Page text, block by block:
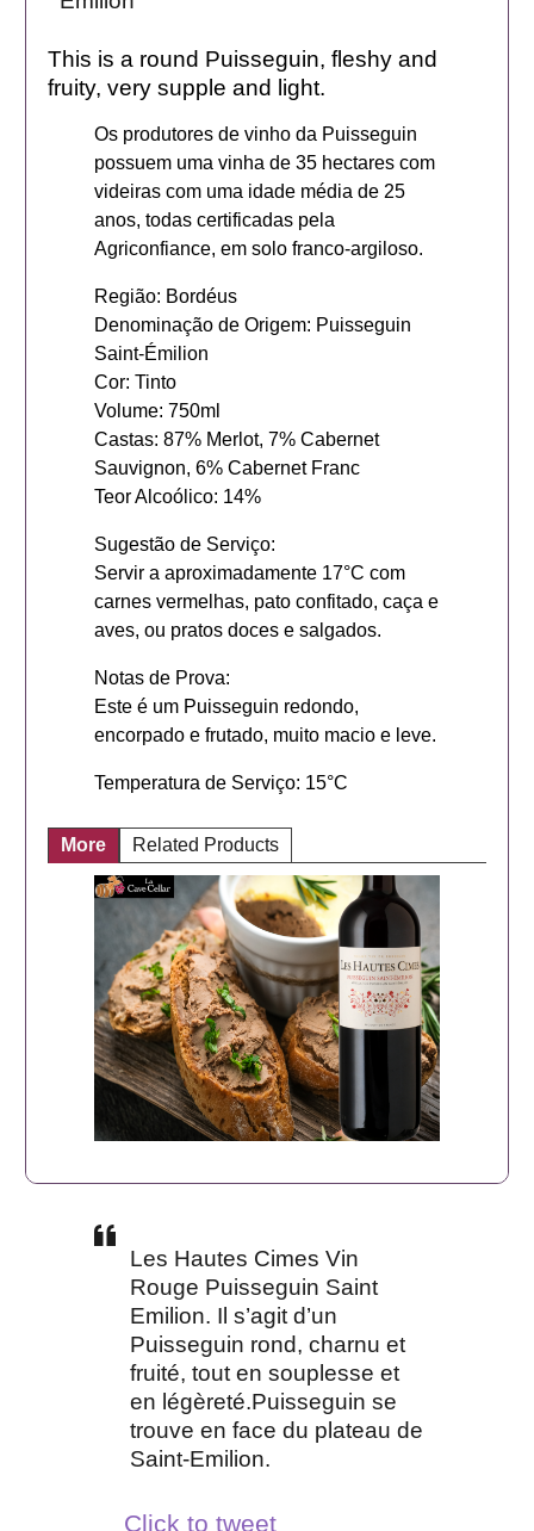
This is a round Puisseguin, fleshy and
fruity, very supple and light.
Os produtores de vinho da Puisseguin
possuem uma vinha de 35 hectares com
videiras com uma idade média de 25
anos, todas certificadas pela
Agriconfiance, em solo franco-argiloso.
Região: Bordéus
Denominação de Origem: Puisseguin
Saint-Émilion
Cor: Tinto
Volume: 750ml
Castas: 87% Merlot, 7% Cabernet
Sauvignon, 6% Cabernet Franc
Teor Alcoólico: 14%
Sugestão de Serviço:
Servir a aproximadamente 17°C com
carnes vermelhas, pato confitado, caça e
aves, ou pratos doces e salgados.
Notas de Prova:
Este é um Puisseguin redondo,
encorpado e frutado, muito macio e leve.
Temperatura de Serviço: 15°C
More Related Products
Les Hautes Cimes Vin
Rouge Puisseguin Saint
Emilion. Il s’agit d’un
Puisseguin rond, charnu et
fruité, tout en souplesse et
en légèreté.Puisseguin se
trouve en face du plateau de
Saint-Emilion.
Click to tweet